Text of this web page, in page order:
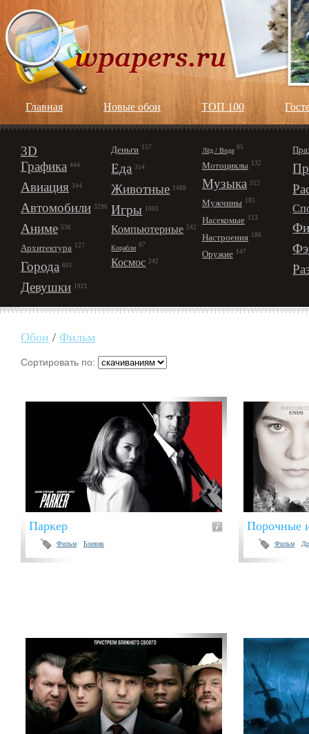
Главная Новые обои ТОП 100
3D
Графика 444
Авиация 344
Автомобили 3296
Аниме 536
Архитектура 127
Города 601
Девушки 1921
Деньги 157
Еда 314
Животные 1488
Игры 1003
Компьютерные 242
Корабли 67
Космос 242
Лёд / Вода 95
Мотоциклы 132
Музыка 312
Мужчины 185
Насекомые 113
Настроения 186
Оружие 147
Обои / Фильм
Сортировать по:
Паркер
Фильм Боевик
Порочные
Фильм